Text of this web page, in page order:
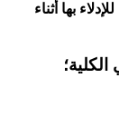
بها أثناء